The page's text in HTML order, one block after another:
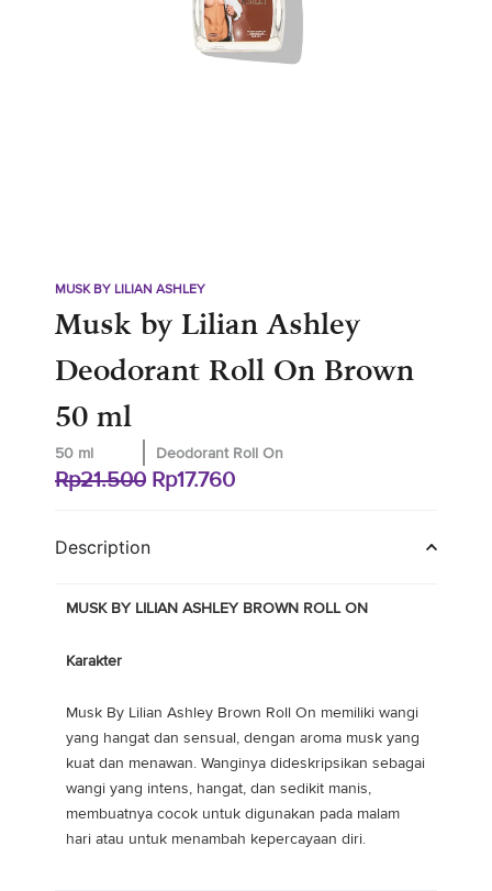
MUSK BY LILIAN ASHLEY
Musk by Lilian Ashley
Deodorant Roll On Brown
50 ml
50 ml Deodorant Roll On
Rp21.500 Original
Rp17.760Current
Description
MUSK BY LILIAN ASHLEY BROWN ROLL ON
Karakter
Musk By Lilian Ashley Brown Roll On memiliki wangi
yang hangat dan sensual, dengan aroma musk yang
kuat dan menawan. Wanginya dideskripsikan sebagai
wangi yang intens, hangat, dan sedikit manis,
membuatnya cocok untuk digunakan pada malam
hari atau untuk menambah kepercayaan diri.